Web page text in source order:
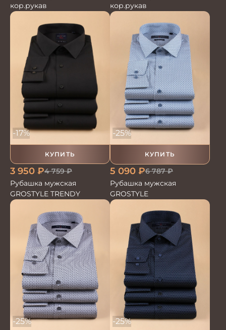
кор.рукав
кор.рукав
КУПИТЬ
-17%
3 950 ₽4 759₽
Рубашка мужская
GROSTYLE TRENDY
КУПИТЬ
-25%
5 090 ₽6 787₽
Рубашка мужская
GROSTYLE
-25% -25%